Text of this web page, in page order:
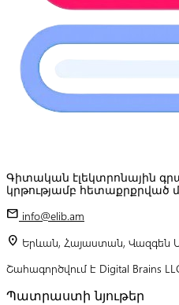
Գիտական էլեկտրոնային
կրթությամբ հետաքրքրված
mail info@elib.am
location_on Երևան, Հայաստան, Վազգեն
Շահագործվում է Digital Brains
Պատրաստի նյութեր